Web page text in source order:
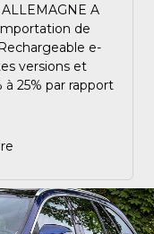
A
de
e-
versions et
25% par rapport